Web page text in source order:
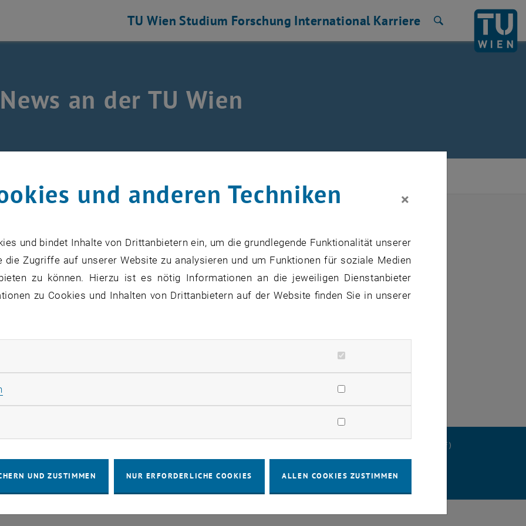
TU Wien Studium Forschung International Karriere
an der TU Wien
Scientist
DATENSCHUTZERKLÄRUNG (PDF)
COOKIEEINSTELLUNGEN
und anderen Techniken ×
und bindet Inhalte von Drittanbietern ein, um die grundlegende Funktionalität unserer
Zugriffe auf unserer Website zu analysieren und um Funktionen für soziale Medien
zu können. Hierzu ist es nötig Informationen an die jeweiligen Dienstanbieter
zu Cookies und Inhalten von Drittanbietern auf der Website finden Sie in unserer
Cookies zulassen
UND ZUSTIMMEN NUR ERFORDERLICHE COOKIES ALLEN COOKIES ZUSTIMMEN